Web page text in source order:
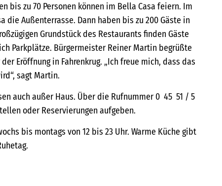
bis zu 70 Personen können im Bella Casa feiern. Im
die Außenterrasse. Dann haben bis zu 200 Gäste in
Grundstück des Restaurants finden Gäste
Parkplätze. Bürgermeister Reiner Martin begrüßte
Eröffnung in Fahrenkrug. „Ich freue mich, dass das
sagt Martin.
auch außer Haus. Über die Rufnummer 0 45 51 / 5
oder Reservierungen aufgeben.
bis montags von 12 bis 23 Uhr. Warme Küche gibt